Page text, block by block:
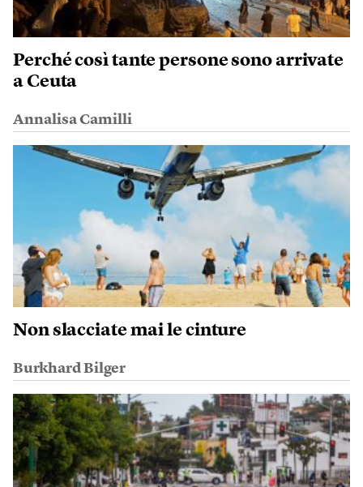
Perché così tante persone sono arrivate
a Ceuta
Annalisa Camilli
Non slacciate mai le cinture
Burkhard Bilger